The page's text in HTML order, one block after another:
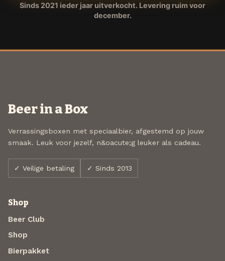
Sinds 2021 ieder jaar uitverkocht. Levering ruim voor
december.
Beer in a Box
Verrassingsboxen met speciaalbier, afgestemd op jouw
smaak. Leuk voor jezelf, n&oacute;g leuker als cadeau.
✓ Veilige betaling ✓ Sinds 2013
Shop
Beer Club
Shop
Bierpakket